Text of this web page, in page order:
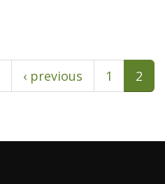
‹ previous 1 2